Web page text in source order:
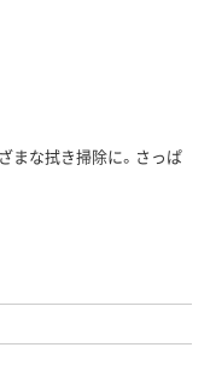
まな拭き掃除に。さっぱ